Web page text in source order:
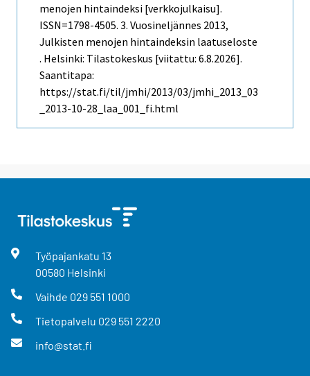
menojen hintaindeksi [verkkojulkaisu].
ISSN=1798-4505. 3. Vuosineljännes 2013,
Julkisten menojen hintaindeksin laatuseloste
. Helsinki: Tilastokeskus [viitattu: 6.8.2026].
Saantitapa:
https://stat.fi/til/jmhi/2013/03/jmhi_2013_03
_2013-10-28_laa_001_fi.html
Työpajankatu 13
00580 Helsinki
Vaihde 029 551 1000
Tietopalvelu 029 551 2220
info@stat.fi